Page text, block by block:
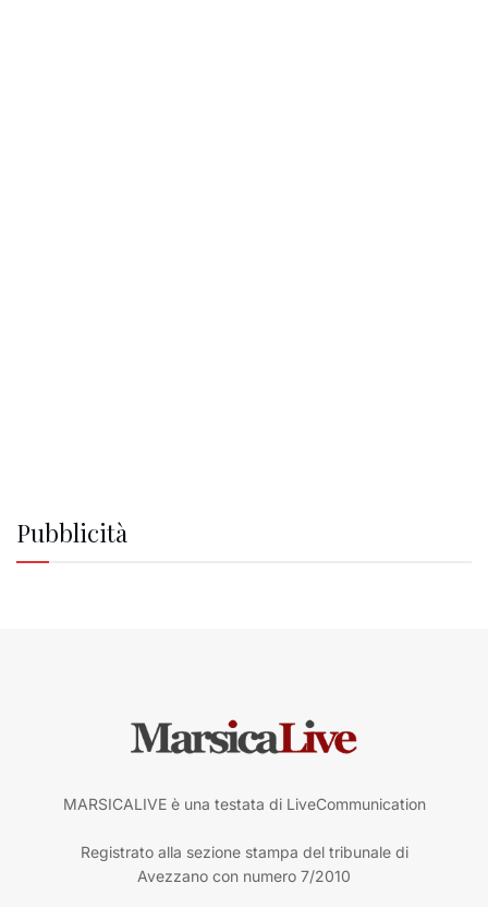
Pubblicità
MARSICALIVE è una testata di LiveCommunication
Registrato alla sezione stampa del tribunale di
Avezzano con numero 7/2010